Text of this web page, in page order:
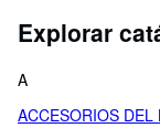
Explorar
A
ACCESORIOS